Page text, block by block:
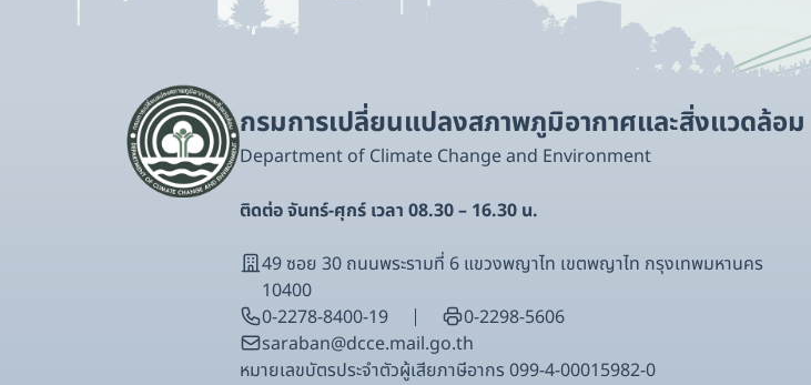
กรมการเปลี่ยนแปลงสภาพภูมิอากาศและสิ่งแวดล้อม
Department of Climate Change and Environment
ติดต่อ จันทร์-ศุกร์ เวลา 08.30 – 16.30 น.
49 ซอย 30 ถนนพระรามที่ 6 แขวงพญาไท เขตพญาไท กรุงเทพมหานคร
10400
0-2278-8400-19
0-2298-5606
saraban@dcce.mail.go.th
หมายเลขบัตรประจําตัวผู้เสียภาษีอากร 099-4-00015982-0